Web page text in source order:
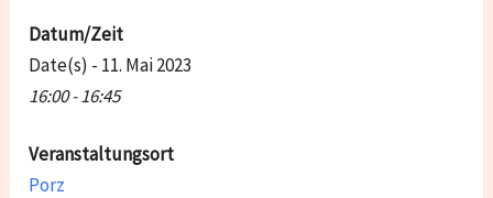
Datum/Zeit
Date(s) - 11. Mai 2023
16:00 - 16:45
Veranstaltungsort
Porz